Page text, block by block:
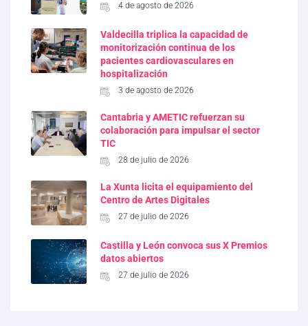
4 de agosto de 2026
Valdecilla triplica la capacidad de
monitorización continua de los
pacientes cardiovasculares en
hospitalización
3 de agosto de 2026
Cantabria y AMETIC refuerzan su
colaboración para impulsar el sector
TIC
28 de julio de 2026
La Xunta licita el equipamiento del
Centro de Artes Digitales
27 de julio de 2026
Castilla y León convoca sus X Premios
datos abiertos
27 de julio de 2026